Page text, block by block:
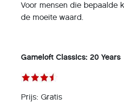
Voor mensen die bepaalde
de moeite waard.
Gameloft Classics: 20 Years
Prijs: Gratis